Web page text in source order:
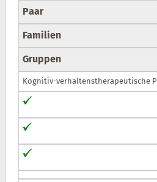
Paar
Familien
Gruppen
Kognitiv-verhaltenstherapeutische